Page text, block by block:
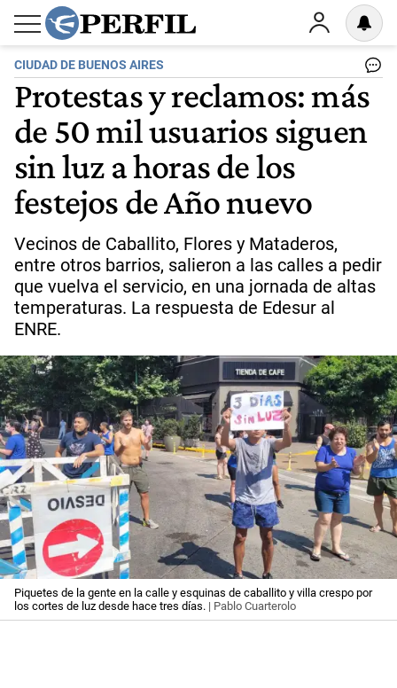
CIUDAD DE BUENOS AIRES
Protestas y reclamos: más
de 50 mil usuarios siguen
sin luz a horas de los
festejos de Año nuevo
Vecinos de Caballito, Flores y Mataderos,
entre otros barrios, salieron a las calles a pedir
que vuelva el servicio, en una jornada de altas
temperaturas. La respuesta de Edesur al
ENRE.
Piquetes de la gente en la calle y esquinas de caballito y villa crespo por
los cortes de luz desde hace tres días. | Pablo Cuarterolo